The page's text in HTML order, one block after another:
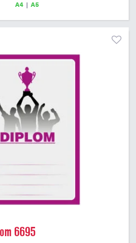
má gramáž 250 g/m2.
A4| A5
6695